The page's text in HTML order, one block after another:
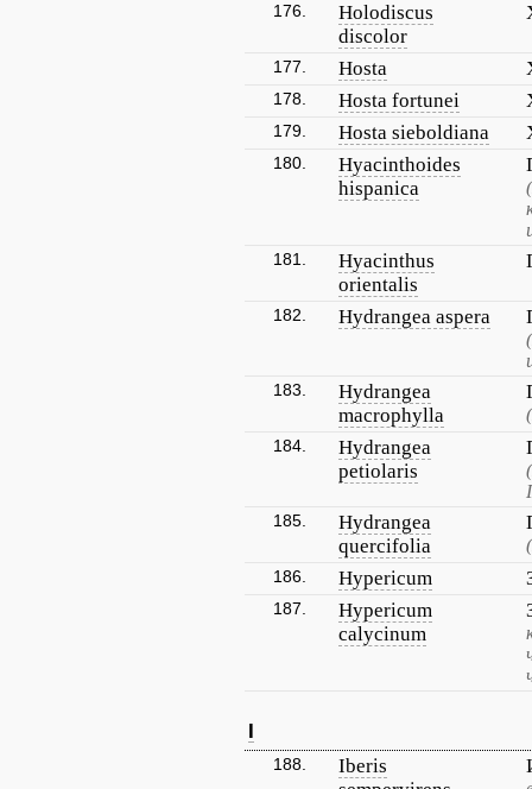
176.
Holodiscus
discolor
177. Hosta
178. Hosta fortunei
179. Hosta sieboldiana
180.
Hyacinthoides
hispanica
181.
Hyacinthus
orientalis
182. Hydrangea aspera
183.
Hydrangea
macrophylla
184.
Hydrangea
petiolaris
185.
Hydrangea
quercifolia
186. Hypericum
187.
Hypericum
calycinum
I
188.
Iberis